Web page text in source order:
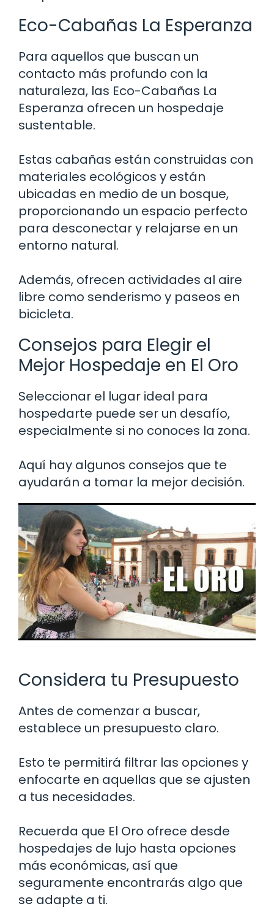
Eco-Cabañas La Esperanza
Para aquellos que buscan un
contacto más profundo con la
naturaleza, las Eco-Cabañas La
Esperanza ofrecen un hospedaje
sustentable.
Estas cabañas están construidas con
materiales ecológicos y están
ubicadas en medio de un bosque,
proporcionando un espacio perfecto
para desconectar y relajarse en un
entorno natural.
Además, ofrecen actividades al aire
libre como senderismo y paseos en
bicicleta.
Consejos para Elegir el
Mejor Hospedaje en El Oro
Seleccionar el lugar ideal para
hospedarte puede ser un desafío,
especialmente si no conoces la zona.
Aquí hay algunos consejos que te
ayudarán a tomar la mejor decisión.
Considera tu Presupuesto
Antes de comenzar a buscar,
establece un presupuesto claro.
Esto te permitirá filtrar las opciones y
enfocarte en aquellas que se ajusten
a tus necesidades.
Recuerda que El Oro ofrece desde
hospedajes de lujo hasta opciones
más económicas, así que
seguramente encontrarás algo que
se adapte a ti.